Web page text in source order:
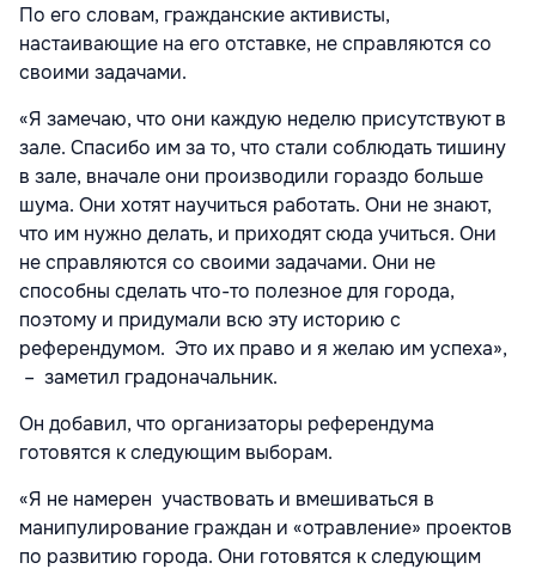
По его словам, гражданские активисты,
настаивающие на его отставке, не справляются со
своими задачами.
«Я замечаю, что они каждую неделю присутствуют в
зале. Спасибо им за то, что стали соблюдать тишину
в зале, вначале они производили гораздо больше
шума. Они хотят научиться работать. Они не знают,
что им нужно делать, и приходят сюда учиться. Они
не справляются со своими задачами. Они не
способны сделать что-то полезное для города,
поэтому и придумали всю эту историю с
референдумом. Это их право и я желаю им успеха»,
– заметил градоначальник.
Он добавил, что организаторы референдума
готовятся к следующим выборам.
«Я не намерен участвовать и вмешиваться в
манипулирование граждан и «отравление» проектов
по развитию города. Они готовятся к следующим